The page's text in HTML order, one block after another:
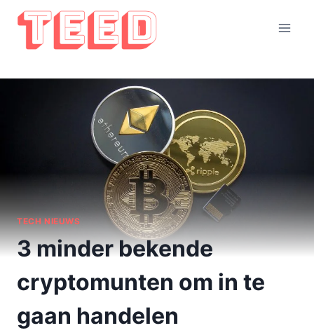
Doorgaan
naar
inhoud
TECH NIEUWS
3 minder bekende
cryptomunten om in te
gaan handelen